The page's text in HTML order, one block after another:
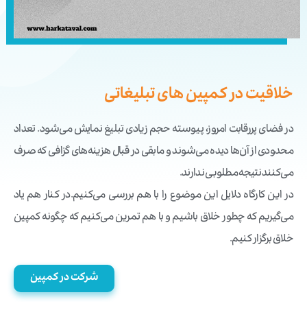
خلاقیت در کمپین های تبلیغاتی
در فضای پررقابت امروز، پیوسته حجم زیادی تبلیغ نمایش می‌شود. تعداد
محدودی از آن‌ها دیده می‌شوند و مابقی در قبال هزینه‌های گزافی که صرف
می‌کنند نتیجه مطلوبی ندارند.
در این کارگاه دلایل این موضوع را با هم بررسی می‌کنیم.در کنار هم یاد
می‌گیریم که چطور خلاق باشیم و با هم تمرین می‌کنیم که چگونه کمپین
خلاق برگزار کنیم.
شرکت در کمپین